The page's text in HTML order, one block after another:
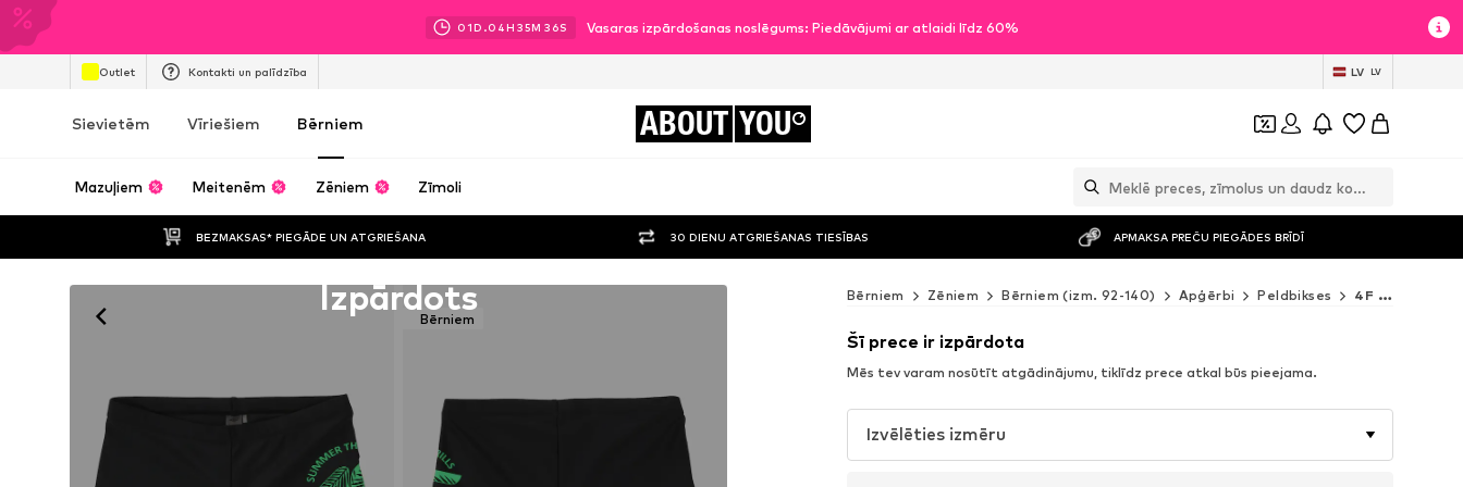
01D.04H 35M 35S Vasaras izpārdošanas noslēgums: Piedāvājumi ar atlaidi līdz 60%
Outlet Kontakti un palīdzība LV LV
Sievietēm Vīriešiem Bērniem ABOUT YOU
Mazuļiem Meitenēm Zēniem Zīmoli
BEZMAKSAS* PIEGĀDE UN ATGRIEŠANA 30 DIENU ATGRIEŠANAS TIESĪBAS APMAKSA PREČU PIEGĀDES BRĪDĪ
Bērniem
Izpārdots Bērniem Zēniem Bērniem (izm. 92-140) Apģērbi Peldbikses 4F Junior Peldbikses
Šī prece ir izpārdota
Mēs tev varam nosūtīt atgādinājumu, tiklīdz prece atkal būs pieejama.
Izvēlēties izmēru